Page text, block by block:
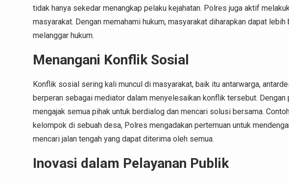
tidak hanya sekedar menangkap pelaku kejahatan. Polres juga aktif
masyarakat. Dengan memahami hukum, masyarakat diharapkan dapat
melanggar hukum.
Menangani Konflik Sosial
Konflik sosial sering kali muncul di masyarakat, baik itu antarwarga,
berperan sebagai mediator dalam menyelesaikan konflik tersebut.
mengajak semua pihak untuk berdialog dan mencari solusi bersama.
kelompok di sebuah desa, Polres mengadakan pertemuan untuk
mencari jalan tengah yang dapat diterima oleh semua.
Inovasi dalam Pelayanan Publik